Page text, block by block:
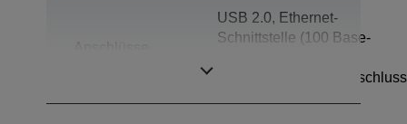
USB 2.0, Ethernet-
Schnittstelle (100 Base-
Kassenschubladenanschluss